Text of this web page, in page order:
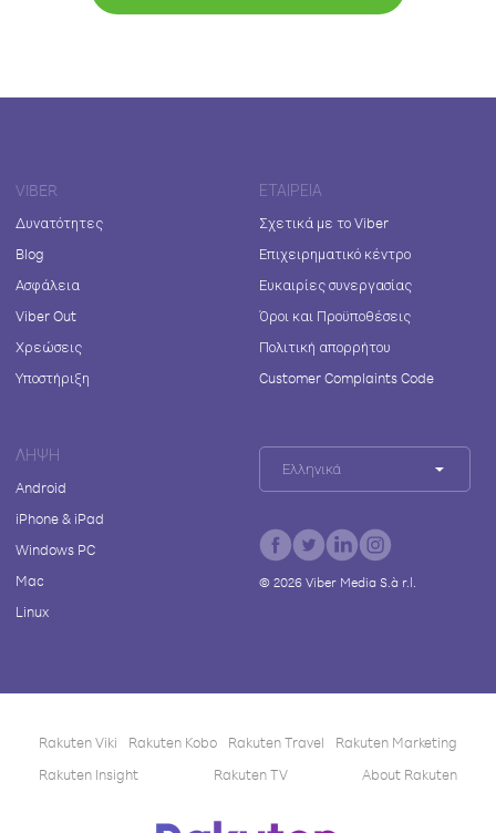
VIBER
Δυνατότητες
Blog
Ασφάλεια
Viber Out
Χρεώσεις
Υποστήριξη
ΕΤΑΙΡΕΊΑ
Σχετικά με το Viber
Επιχειρηματικό κέντρο
Ευκαιρίες συνεργασίας
Όροι και Προϋποθέσεις
Πολιτική απορρήτου
Customer Complaints Code
ΛΉΨΗ
Android
iPhone & iPad
Windows PC
Mac
Linux
Ελληνικά
© 2026Viber Media S.à r.l.
Rakuten Viki Rakuten Kobo Rakuten Travel
Rakuten Marketing
Rakuten Insight
Rakuten TV About Rakuten